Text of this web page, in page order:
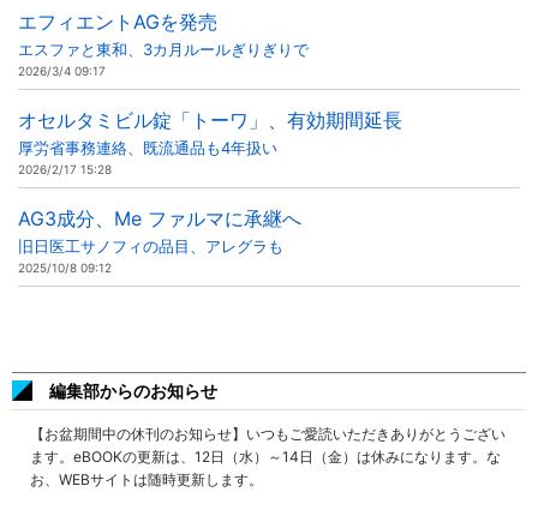
エフィエントAGを発売
エスファと東和、3カ月ルールぎりぎりで
2026/3/4 09:17
オセルタミビル錠「トーワ」、有効期間延長
厚労省事務連絡、既流通品も4年扱い
2026/2/17 15:28
AG3成分、Me ファルマに承継へ
旧日医工サノフィの品目、アレグラも
2025/10/8 09:12
編集部からのお知らせ
【お盆期間中の休刊のお知らせ】いつもご愛読いただきありがとうござい
ます。eBOOKの更新は、12日（水）～14日（金）は休みになります。な
お、WEBサイトは随時更新します。